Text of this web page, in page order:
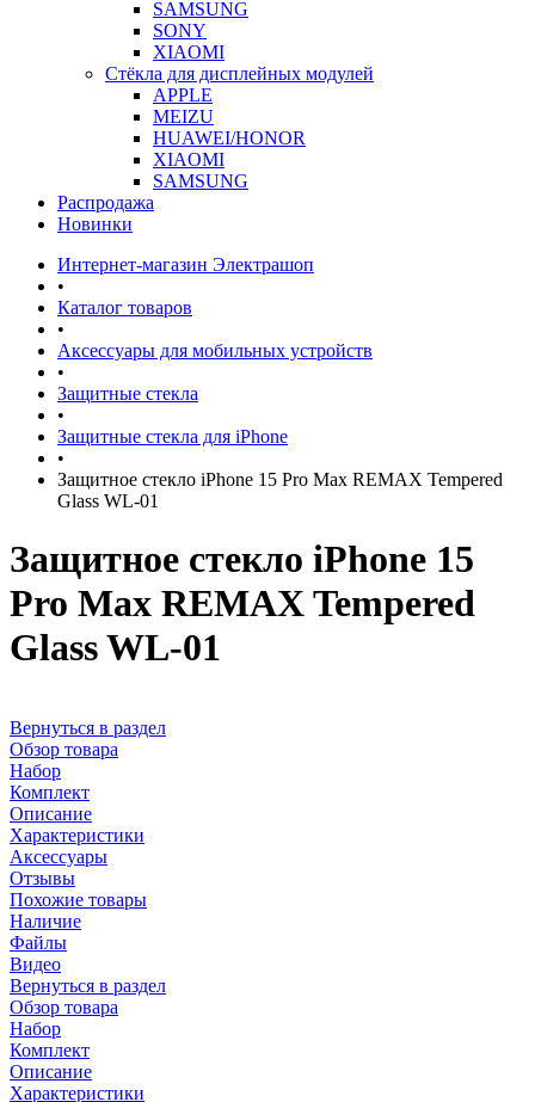
SAMSUNG
SONY
XIAOMI
Стёкла для дисплейных модулей
APPLE
MEIZU
HUAWEI/HONOR
XIAOMI
SAMSUNG
Распродажа
Новинки
Интернет-магазин Электрашоп
•
Каталог товаров
•
Аксессуары для мобильных устройств
•
Защитные стекла
•
Защитные стекла для iPhone
•
Защитное стекло iPhone 15 Pro Max REMAX Tempered
Glass WL-01
Защитное стекло iPhone 15
Pro Max REMAX Tempered
Glass WL-01
Вернуться в раздел
Обзор товара
Набор
Комплект
Описание
Характеристики
Аксессуары
Отзывы
Похожие товары
Наличие
Файлы
Видео
Вернуться в раздел
Обзор товара
Набор
Комплект
Описание
Характеристики